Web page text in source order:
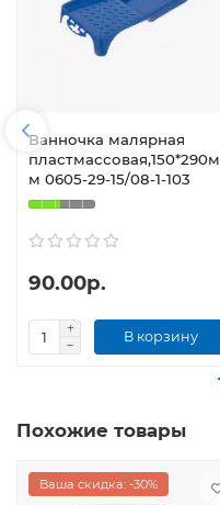
Ванночка малярная
пластмассовая,150*290м
м 0605-29-15/08-1-103
90.00р.
В корзину
Похожие товары
Ваша скидка: -30%